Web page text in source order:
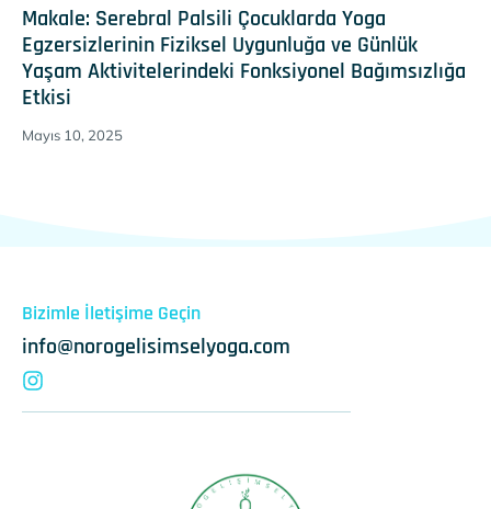
Makale: Serebral Palsili Çocuklarda Yoga
Egzersizlerinin Fiziksel Uygunluğa ve Günlük
Yaşam Aktivitelerindeki Fonksiyonel Bağımsızlığa
Etkisi
Mayıs 10, 2025
Bizimle İletişime Geçin
info@norogelisimselyoga.com